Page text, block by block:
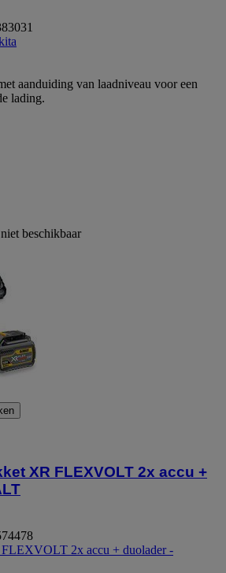
aanduiding van laadniveau voor een
lading.
beschikbaar
XR FLEXVOLT 2x accu +
2x accu + duolader -